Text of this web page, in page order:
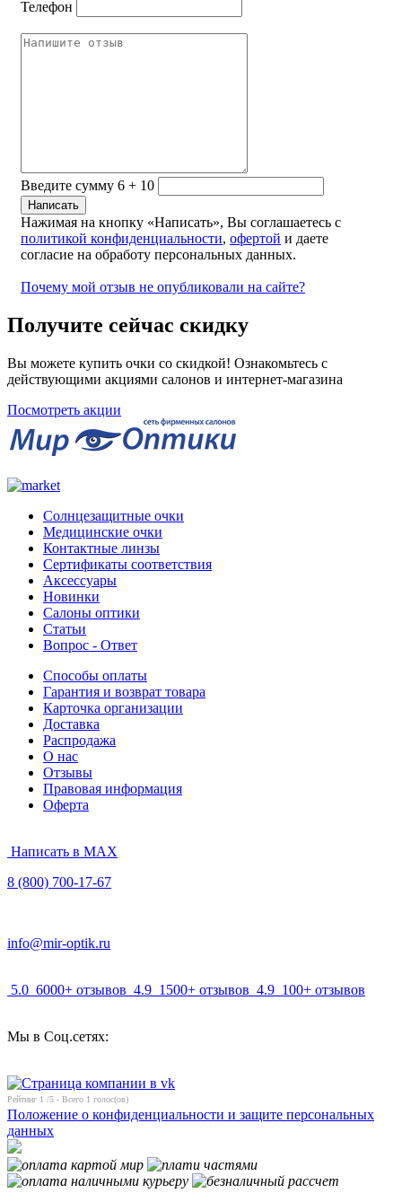
Телефон
Введите сумму 6 + 10
Нажимая на кнопку «Написать», Вы соглашаетесь с
политикой конфиденциальности, офертой и даете
согласие на обработу персональных данных.
Почему мой отзыв не опубликовали на сайте?
Получите сейчас скидку
Вы можете купить очки со скидкой! Ознакомьтесь с
действующими акциями салонов и интернет-магазина
Посмотреть акции
Солнцезащитные очки
Медицинские очки
Контактные линзы
Сертификаты соответствия
Аксессуары
Новинки
Салоны оптики
Статьи
Вопрос - Ответ
Способы оплаты
Гарантия и возврат товара
Карточка организации
Доставка
Распродажа
О нас
Отзывы
Правовая информация
Оферта
Написать в MAX
8 (800) 700-17-67
info@mir-optik.ru
5.0 6000+ отзывов 4.9 1500+ отзывов 4.9 100+ отзывов
Мы в Соц.сетях:
Рейтинг 1 /5 - Всего 1 голос(ов)
Положение о конфиденциальности и защите персональных
данных